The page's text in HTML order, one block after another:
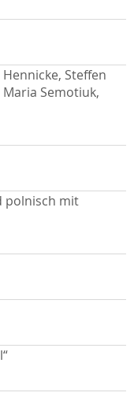
Steffen
Semotiuk,
polnisch mit